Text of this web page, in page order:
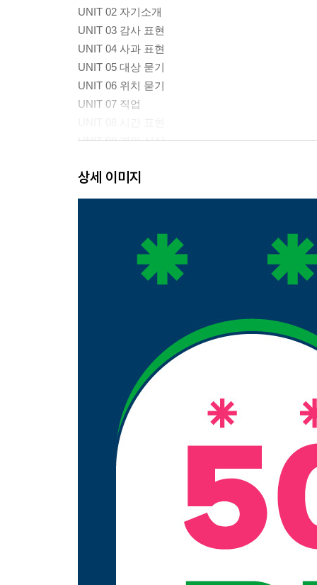
UNIT 02 자기소개
UNIT 03 감사 표현
UNIT 04 사과 표현
UNIT 05 대상 묻기
UNIT 06 위치 묻기
UNIT 07 직업
UNIT 09 개인 신상
UNIT 11 요일
UNIT 12 가족 소개
UNIT 15 디저트
UNIT 16 여가 생활
UNIT 20 쏭끄란 축제
- 연습문제 정답
- 여행 태국어
- 필수 어휘
- 어휘 정리
상세 이미지